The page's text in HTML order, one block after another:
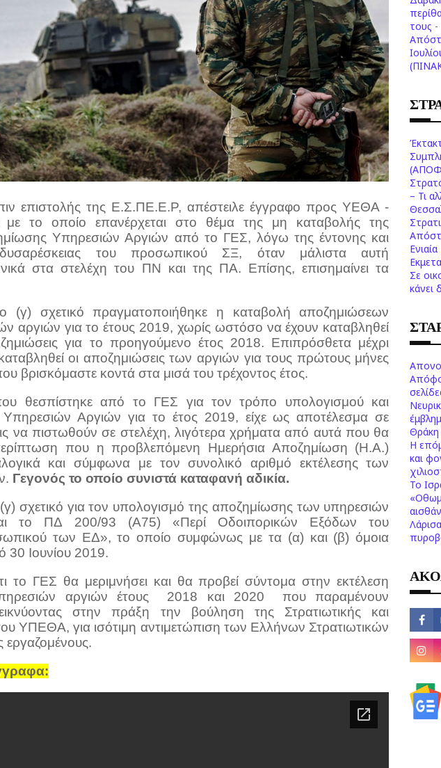
επιστολής της Ε.Σ.ΠΕ.Ε.Ρ, απέστειλε έγγραφο προς ΥΕΘΑ -
το οποίο επανέρχεται στο θέμα της μη καταβολής της
Υπηρεσιών Αργιών από το ΓΕΣ, λόγω της έντονης και
δυσαρέσκειας του προσωπικού ΣΞ, όταν μάλιστα αυτή
στα στελέχη του ΠΝ και της ΠΑ. Επίσης, επισημαίνει τα
σχετικό πραγματοποιήθηκε η καταβολή αποζημιώσεων
αργιών για το έτους 2019, χωρίς ωστόσο να έχουν καταβληθεί
για το προηγούμενο έτος 2018. Επιπρόσθετα μέχρι
οι αποζημιώσεις των αργιών για τους πρώτους μήνες
βρισκόμαστε κοντά στα μισά του τρέχοντος έτος.
θεσπίστηκε από το ΓΕΣ για τον τρόπο υπολογισμού και
Αργιών για το έτος 2019, είχε ως αποτέλεσμα σε
να πιστωθούν σε στελέχη, λιγότερα χρήματα από αυτά που θα
που η προβλεπόμενη Ημερήσια Αποζημίωση (Η.Α.)
και σύμφωνα με τον συνολικό αριθμό εκτέλεσης των
Γεγονός το οποίο συνιστά καταφανή αδικία.
σχετικό για τον υπολογισμό της αποζημίωσης των υπηρεσιών
το ΠΔ 200/93 (Α75) «Περί Οδοιπορικών Εξόδων του
των ΕΔ», το οποίο συμφώνως με τα (α) και (β) όμοια
30 Ιουνίου 2019.
το ΓΕΣ θα μεριμνήσει και θα προβεί σύντομα στην εκτέλεση
αργιών έτους
2018 και 2020
που παραμένουν
στην πράξη την βούληση της Στρατιωτικής και
ΥΠΕΘΑ, για ισότιμη αντιμετώπιση των Ελλήνων Στρατιωτικών
εργαζομένους.
τους -
– Τι
Σε
κάνει
Θράκη
Η
και
Το